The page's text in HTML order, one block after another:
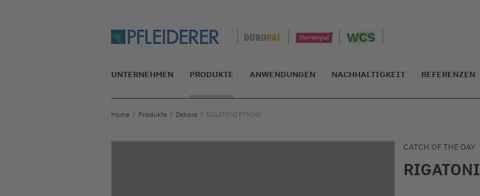
UNTERNEHMEN PRODUKTE ANWENDUNGEN NACHHALTIGKEIT REFERENZEN
Home Produkte Dekore RIGATONI F79040
CATCH OF THE DAY
RIGATONI